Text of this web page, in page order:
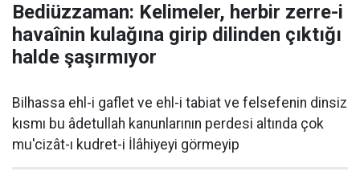
Bediüzzaman: Kelimeler, herbir zerre-i
havaînin kulağına girip dilinden çıktığı
halde şaşırmıyor
Bilhassa ehl-i gaflet ve ehl-i tabiat ve felsefenin dinsiz
kısmı bu âdetullah kanunlarının perdesi altında çok
mu'cizât-ı kudret-i İlâhiyeyi görmeyip